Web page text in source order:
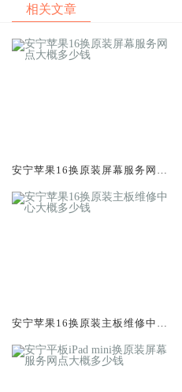
相关文章
安宁苹果16换原装屏幕服务网点
安宁苹果16换原装主板维修中心